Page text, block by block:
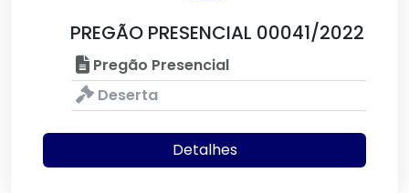
PREGÃO PRESENCIAL 00041/2022
Pregão Presencial
Deserta
Detalhes